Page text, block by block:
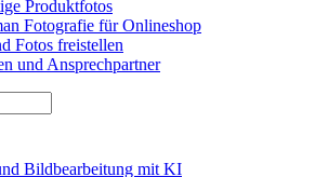
Produktfotos
Fotografie für Onlineshop
Fotos freistellen
und Ansprechpartner